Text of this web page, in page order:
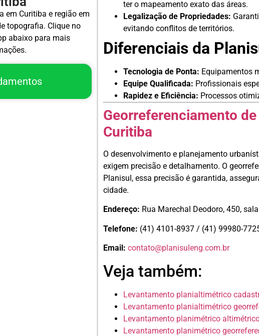
em Curitiba e região em
topografia. Clique no
abaixo para mais
ter o mapeamento exato das áreas.
Legalização de Propriedades:
evitando conflitos de territórios.
Diferenciais da
Tecnologia de Ponta: Equipamentos
Equipe Qualificada: Profissionais
Rapidez e Eficiência: Processos
Georreferenciamento
Curitiba
O desenvolvimento e planejamento
exigem precisão e detalhamento. O
Planisul, essa precisão é garantida,
cidade.
Endereço: Rua Marechal Deodoro, 450,
Telefone: (41) 4101-8937 / (41) 99980-
Email: contato@planisuleng.com.br
Veja também:
Levantamento planialtimétrico
Levantamento planialtimétrico
Levantamento planimétrico
Levantamento planimétrico